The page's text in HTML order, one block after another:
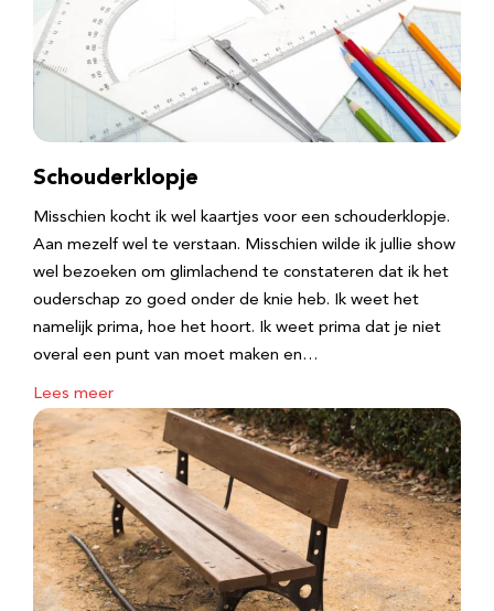
Schouderklopje
Misschien kocht ik wel kaartjes voor een schouderklopje.
Aan mezelf wel te verstaan. Misschien wilde ik jullie show
wel bezoeken om glimlachend te constateren dat ik het
ouderschap zo goed onder de knie heb. Ik weet het
namelijk prima, hoe het hoort. Ik weet prima dat je niet
overal een punt van moet maken en…
Lees meer